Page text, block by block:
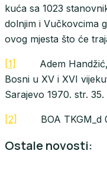
kuća sa 1023
dolnjim i Vučkovcima
ovog mjesta što će
[1]
Adem Handžić,
Bosni u XV i XVI
Sarajevo 1970. str. 35.
[2] BOA TKGM_d
Ostale novosti: